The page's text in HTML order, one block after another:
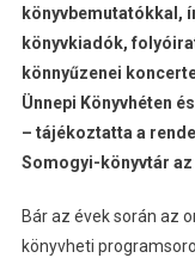
könyvbemutatókkal,
könyvkiadók,
könnyűzenei
Ünnepi Könyvhéten
– tájékoztatta a
Somogyi-könyvtár
Bár az évek során az
könyvheti